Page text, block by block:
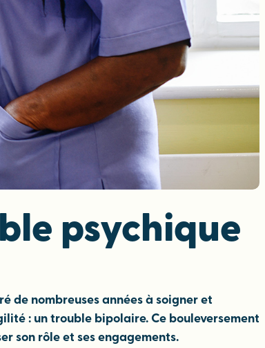
psychique
de nombreuses années à soigner et
: un trouble bipolaire. Ce bouleversement
son rôle et ses engagements.